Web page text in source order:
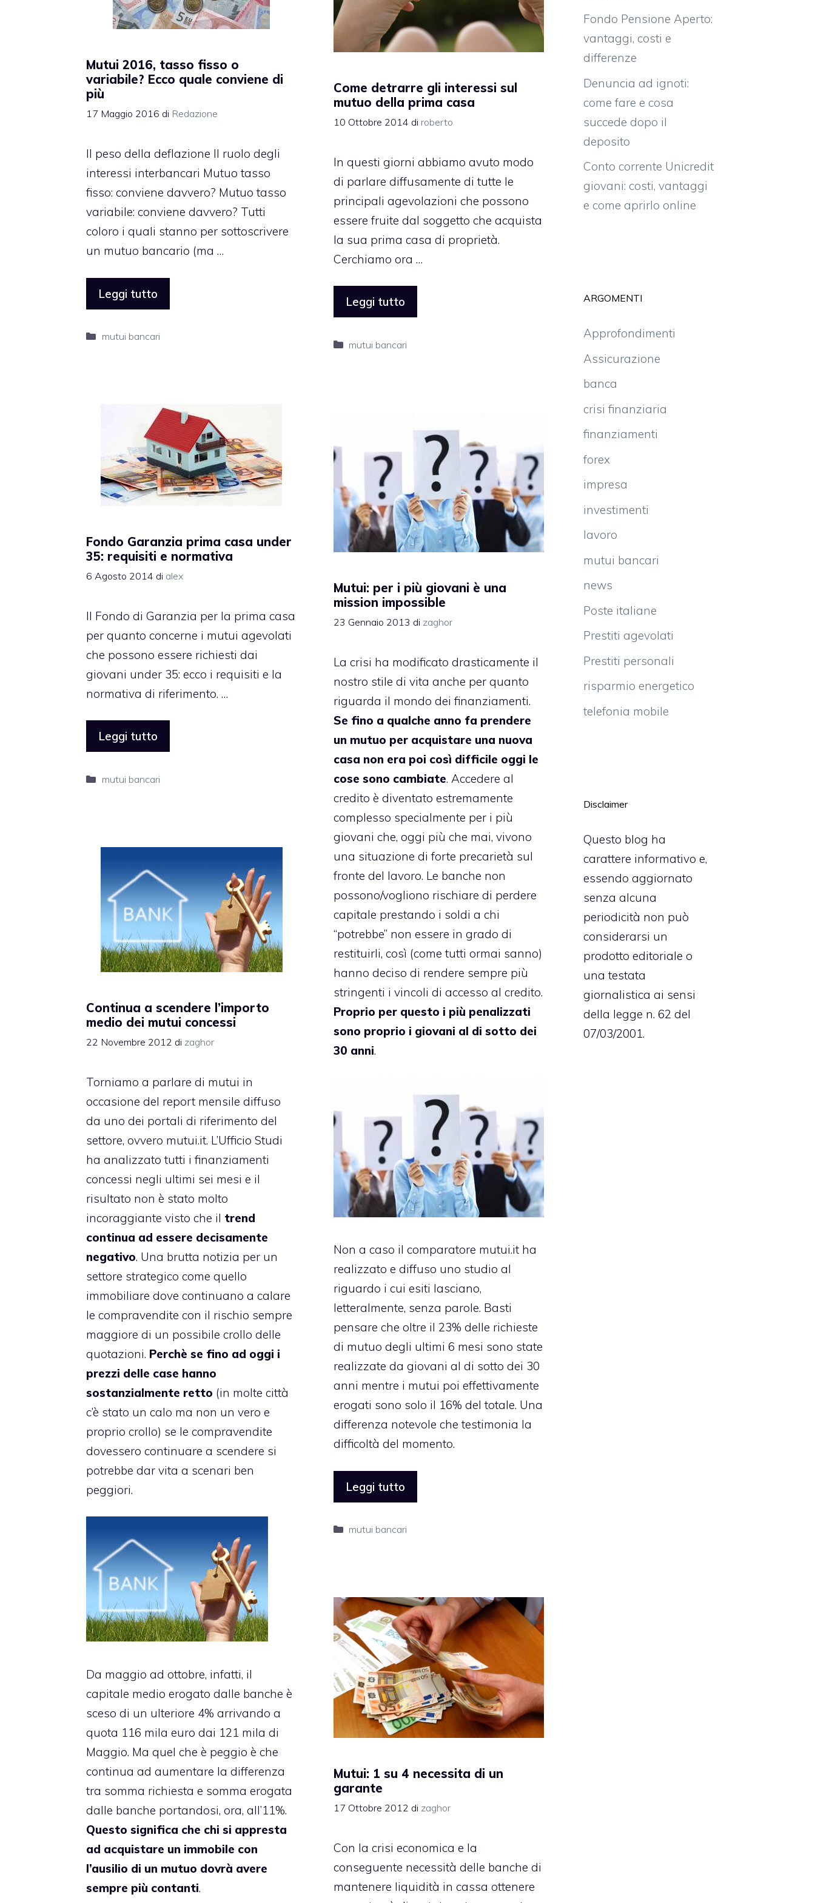
Mutui 2016, tasso fisso o
variabile? Ecco quale conviene di
più
17 Maggio 2016 di Redazione
Il peso della deflazione Il ruolo degli
interessi interbancari Mutuo tasso
fisso: conviene davvero? Mutuo tasso
variabile: conviene davvero? Tutti
coloro i quali stanno per sottoscrivere
un mutuo bancario (ma …
Leggi tutto
Categorie
mutui bancari
Come detrarre gli interessi sul
mutuo della prima casa
10 Ottobre 2014 di roberto
In questi giorni abbiamo avuto modo
di parlare diffusamente di tutte le
principali agevolazioni che possono
essere fruite dal soggetto che acquista
la sua prima casa di proprietà.
Cerchiamo ora …
Leggi tutto
Categorie
mutui bancari
Fondo Garanzia prima casa under
35: requisiti e normativa
6 Agosto 2014 di alex
Il Fondo di Garanzia per la prima casa
per quanto concerne i mutui agevolati
che possono essere richiesti dai
giovani under 35: ecco i requisiti e la
normativa di riferimento. …
Leggi tutto
Categorie
mutui bancari
Mutui: per i più giovani è una
mission impossible
23 Gennaio 2013 di zaghor
La crisi ha modificato drasticamente il
nostro stile di vita anche per quanto
riguarda il mondo dei finanziamenti.
Se fino a qualche anno fa prendere
un mutuo per acquistare una nuova
casa non era poi così difficile oggi le
cose sono cambiate. Accedere al
credito è diventato estremamente
complesso specialmente per i più
giovani che, oggi più che mai, vivono
una situazione di forte precarietà sul
fronte del lavoro. Le banche non
possono/vogliono rischiare di perdere
capitale prestando i soldi a chi
“potrebbe” non essere in grado di
restituirli, così (come tutti ormai sanno)
hanno deciso di rendere sempre più
stringenti i vincoli di accesso al credito.
Proprio per questo i più penalizzati
sono proprio i giovani al di sotto dei
30 anni.
Non a caso il comparatore mutui.it ha
realizzato e diffuso uno studio al
riguardo i cui esiti lasciano,
letteralmente, senza parole. Basti
pensare che oltre il 23% delle richieste
di mutuo degli ultimi 6 mesi sono state
realizzate da giovani al di sotto dei 30
anni mentre i mutui poi effettivamente
erogati sono solo il 16% del totale. Una
differenza notevole che testimonia la
difficoltà del momento.
Leggi tutto
Categorie
mutui bancari
Continua a scendere l’importo
medio dei mutui concessi
22 Novembre 2012 di zaghor
Torniamo a parlare di mutui in
occasione del report mensile diffuso
da uno dei portali di riferimento del
settore, ovvero mutui.it. L’Ufficio Studi
ha analizzato tutti i finanziamenti
concessi negli ultimi sei mesi e il
risultato non è stato molto
incoraggiante visto che il trend
continua ad essere decisamente
negativo. Una brutta notizia per un
settore strategico come quello
immobiliare dove continuano a calare
le compravendite con il rischio sempre
maggiore di un possibile crollo delle
quotazioni. Perchè se fino ad oggi i
prezzi delle case hanno
sostanzialmente retto (in molte città
c’è stato un calo ma non un vero e
proprio crollo) se le compravendite
dovessero continuare a scendere si
potrebbe dar vita a scenari ben
peggiori.
Da maggio ad ottobre, infatti, il
capitale medio erogato dalle banche è
sceso di un ulteriore 4% arrivando a
quota 116 mila euro dai 121 mila di
Maggio. Ma quel che è peggio è che
continua ad aumentare la differenza
tra somma richiesta e somma erogata
dalle banche portandosi, ora, all’11%.
Questo significa che chi si appresta
ad acquistare un immobile con
l’ausilio di un mutuo dovrà avere
sempre più contanti.
Mutui: 1 su 4 necessita di un
garante
17 Ottobre 2012 di zaghor
Con la crisi economica e la
conseguente necessità delle banche di
mantenere liquidità in cassa ottenere
Fondo Pensione Aperto:
vantaggi, costi e
differenze
Denuncia ad ignoti:
come fare e cosa
succede dopo il
deposito
Conto corrente Unicredit
giovani: costi, vantaggi
e come aprirlo online
ARGOMENTI
Approfondimenti
Assicurazione
banca
crisi finanziaria
finanziamenti
forex
impresa
investimenti
lavoro
mutui bancari
news
Poste italiane
Prestiti agevolati
Prestiti personali
risparmio energetico
telefonia mobile
Disclaimer
Questo blog ha
carattere informativo e,
essendo aggiornato
senza alcuna
periodicità non può
considerarsi un
prodotto editoriale o
una testata
giornalistica ai sensi
della legge n. 62 del
07/03/2001.